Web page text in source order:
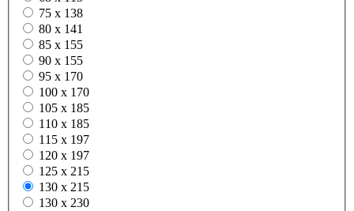
75 x 138
80 x 141
85 x 155
90 x 155
95 x 170
100 x 170
105 x 185
110 x 185
115 x 197
120 x 197
125 x 215
130 x 215
130 x 230